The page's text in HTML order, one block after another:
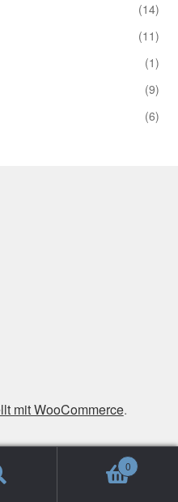
(14)
(11)
(1)
(9)
(6)
mit WooCommerce.
0